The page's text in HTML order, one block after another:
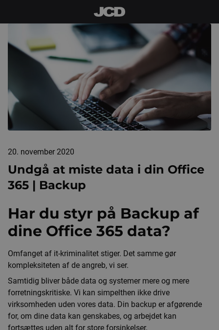
20. november 2020
Undgå at miste data i din Office
365 | Backup
Har du styr på Backup af
dine Office 365 data?
Omfanget af it-kriminalitet stiger. Det samme gør
kompleksiteten af de angreb, vi ser.
Samtidig bliver både data og systemer mere og mere
forretningskritiske. Vi kan simpelthen ikke drive
virksomheden uden vores data. Din backup er afgørende
for, om dine data kan genskabes, og arbejdet kan
fortsættes uden alt for store forsinkelser.